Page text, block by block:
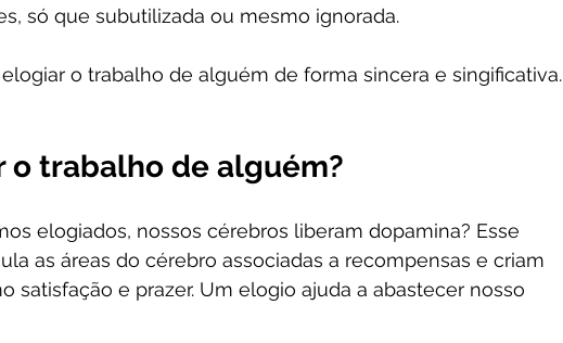
só que subutilizada ou mesmo ignorada.
o trabalho de alguém de forma sincera e singificativa.
o trabalho de alguém?
elogiados, nossos cérebros liberam dopamina? Esse
as áreas do cérebro associadas a recompensas e criam
satisfação e prazer. Um elogio ajuda a abastecer nosso